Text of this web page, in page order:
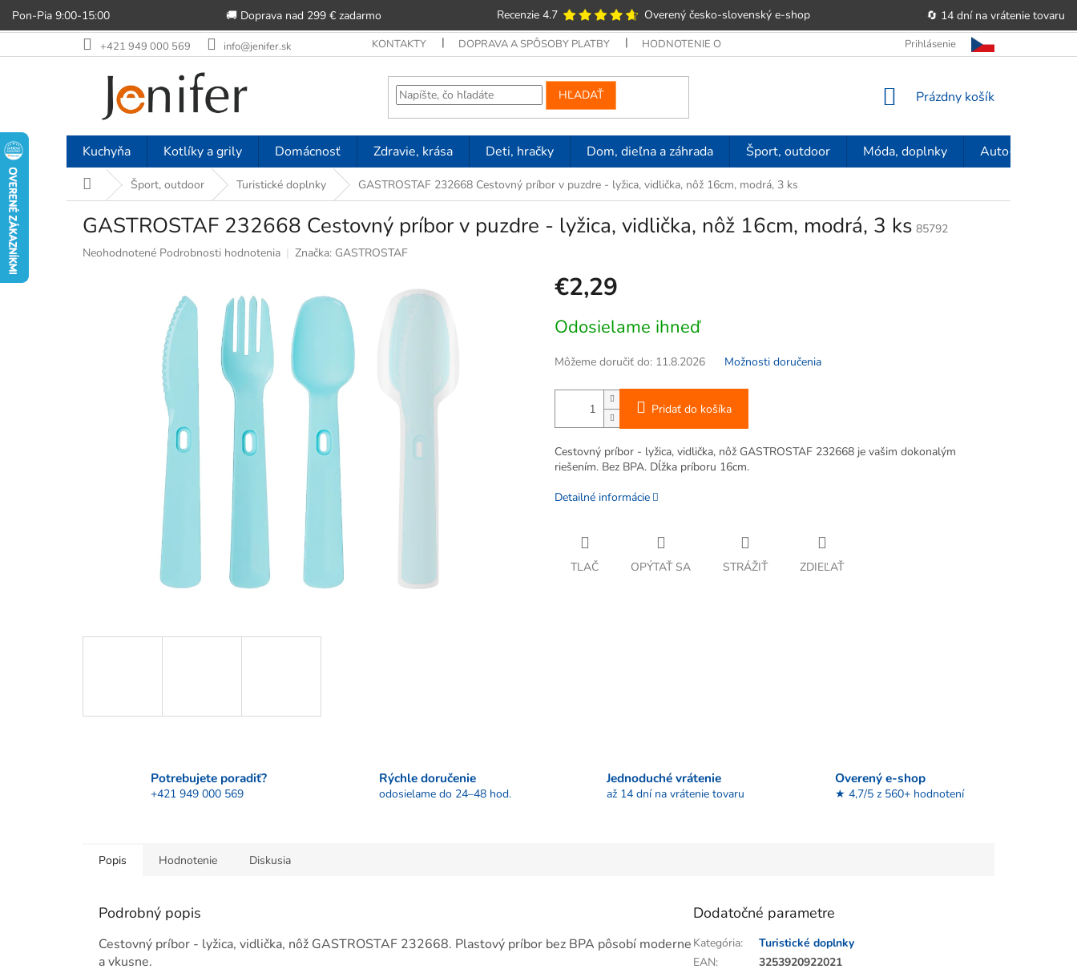
Pon-Pia 9:00-15:00 🚚 Doprava nad 299 € zadarmo Recenzie 4.7 Overený česko-slovenský e‑shop
🔄 14 dní na vrátenie tovaru
na
+421 949 000 569 info@jenifer.sk KONTAKTY DOPRAVA A SPÔSOBY PLATBY HODNOTENIE OBCHODU OBCHODNÉ PODMIENKY POUČENIE O PRÁVE
Prihlásenie
HĽADAŤ
NÁKUPNÝ
Prázdny košík
Kuchyňa Kotlíky a grily Domácnosť Zdravie, krása Deti, hračky Dom, dieľna a záhrada Šport, outdoor Móda, doplnky Auto-moto
DomovŠport, outdoor Turistické doplnky GASTROSTAF 232668 Cestovný príbor v puzdre - lyžica, vidlička, nôž 16cm, modrá, 3 ks
GASTROSTAF 232668 Cestovný príbor v puzdre - lyžica, vidlička, nôž 16cm, modrá, 3 ks 85792
Priemerné
Neohodnotené Podrobnosti hodnotenia Značka: GASTROSTAF
€2,29
cena:
Odosielame ihneď
Môžeme doručiť do: 11.8.2026 Možnosti doručenia
Pridať do košíka
Cestovný príbor - lyžica, vidlička, nôž GASTROSTAF 232668 je vašim dokonalým
riešením. Bez BPA. Dĺžka príboru 16cm.
Detailné informácie
TLAČ OPÝTAŤ SA STRÁŽIŤ ZDIEĽAŤ
Potrebujete poradiť?
+421 949 000 569
Rýchle doručenie
odosielame do 24–48 hod.
Jednoduché vrátenie
až 14 dní na vrátenie tovaru
Overený e-shop
★ 4,7/5 z 560+ hodnotení
Popis Hodnotenie Diskusia
Podrobný popis
Cestovný príbor - lyžica, vidlička, nôž GASTROSTAF 232668. Plastový príbor bez BPA pôsobí moderne
a vkusne.
Dodatočné parametre
Kategória:
Turistické doplnky
EAN:
3253920922021